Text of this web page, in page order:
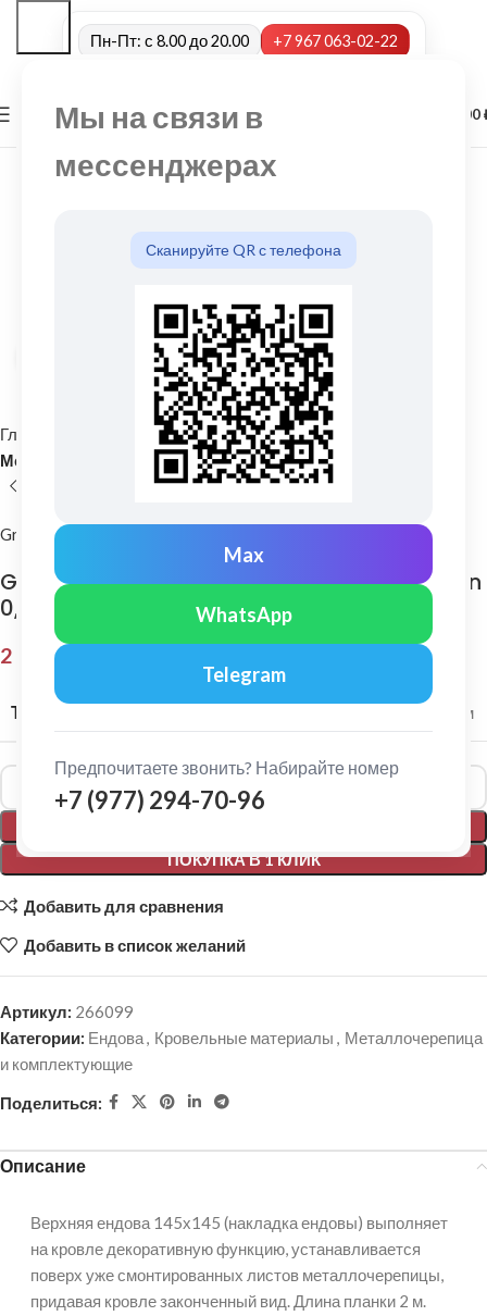
Мы на связи в
мессенджерах
Сканируйте QR с телефона
Max
WhatsApp
Telegram
Предпочитаете звонить? Набирайте номер
+7 (977) 294-70-96
Пн-Пт: с 8.00 до 20.00 +7 967 063-02-22
МЕНЮ 0,00
Нажмите, чтобы увеличить
Главная
Кровельные материалы
Металлочерепица и комплектующие
Grand Line
Grand Line: Ендова верхняя 145х145 мм Satin
0,5мм Ral 8017
2 152,00
ТОЛЩИНА МЕТАЛЛА 0,5 мм
ПОКУПКА В 1 КЛИК
Alternative:
Добавить для сравнения
Добавить в список желаний
Артикул: 266099
Категории: Ендова, Кровельные материалы , Металлочерепица
и комплектующие
Поделиться:
Описание
Верхняя ендова 145х145 (накладка ендовы) выполняет
на кровле декоративную функцию, устанавливается
поверх уже смонтированных листов металлочерепицы,
придавая кровле законченный вид. Длина планки 2 м.